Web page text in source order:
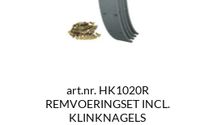
art.nr. HK1020R
REMVOERINGSET INCL.
KLINKNAGELS